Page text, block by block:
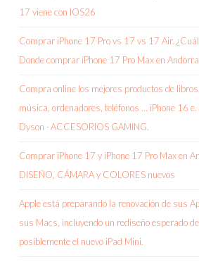
17 viene con IOS26
Comprar iPhone 17 Pro vs 17 vs 17 Air.
Donde comprar iPhone 17 Pro Max en
Compra online los mejores productos de
música, ordenadores, teléfonos … iPhone 16 e.
Dyson · ACCESORIOS GAMING.
Comprar iPhone 17 y iPhone 17 Pro Max en
DISEÑO, CÁMARA y COLORES nuevos
Apple está preparando la renovación de sus
sus Macs, incluyendo un rediseño esperado
posiblemente el nuevo iPad Mini.